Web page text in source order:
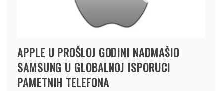
APPLE U PROŠLOJ GODINI NADMAŠIO
SAMSUNG U GLOBALNOJ ISPORUCI
PAMETNIH TELEFONA